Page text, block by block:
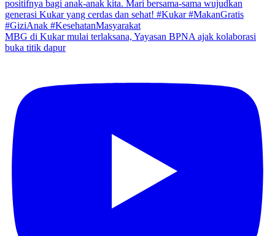
MBG di Kukar mulai terlaksana, Yayasan BPNA ajak kolaborasi
buka titik dapur